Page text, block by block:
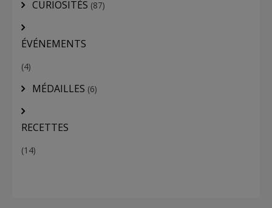
CURIOSITÉS (87)
ÉVÉNEMENTS
(4)
MÉDAILLES (6)
RECETTES
(14)